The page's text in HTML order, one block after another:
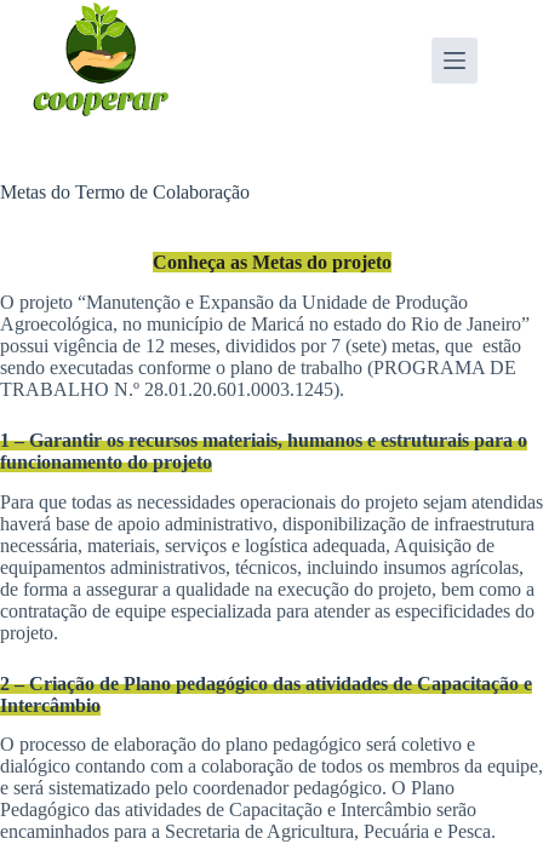
Metas do Termo de Colaboração
Conheça as Metas do projeto
O projeto “Manutenção e Expansão da Unidade de Produção
Agroecológica, no município de Maricá no estado do Rio de Janeiro”
possui vigência de 12 meses, divididos por 7 (sete) metas, que estão
sendo executadas conforme o plano de trabalho (PROGRAMA DE
TRABALHO N.º 28.01.20.601.0003.1245).
1 – Garantir os recursos materiais, humanos e estruturais para o
funcionamento do projeto
Para que todas as necessidades operacionais do projeto sejam atendidas
haverá base de apoio administrativo, disponibilização de infraestrutura
necessária, materiais, serviços e logística adequada, Aquisição de
equipamentos administrativos, técnicos, incluindo insumos agrícolas,
de forma a assegurar a qualidade na execução do projeto, bem como a
contratação de equipe especializada para atender as especificidades do
projeto.
2 – Criação de Plano pedagógico das atividades de Capacitação e
Intercâmbio
O processo de elaboração do plano pedagógico será coletivo e
dialógico contando com a colaboração de todos os membros da equipe,
e será sistematizado pelo coordenador pedagógico. O Plano
Pedagógico das atividades de Capacitação e Intercâmbio serão
encaminhados para a Secretaria de Agricultura, Pecuária e Pesca.